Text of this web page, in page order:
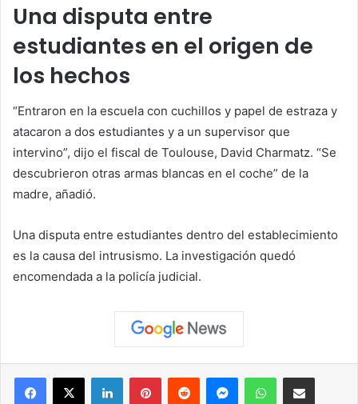
Una disputa entre
estudiantes en el origen de
los hechos
“Entraron en la escuela con cuchillos y papel de estraza y
atacaron a dos estudiantes y a un supervisor que
intervino”, dijo el fiscal de Toulouse, David Charmatz. “Se
descubrieron otras armas blancas en el coche” de la
madre, añadió.
Una disputa entre estudiantes dentro del establecimiento
es la causa del intrusismo. La investigación quedó
encomendada a la policía judicial.
Facebook
X LinkedInPinterestReddit MessengerWhatsAppCompartir vía correo